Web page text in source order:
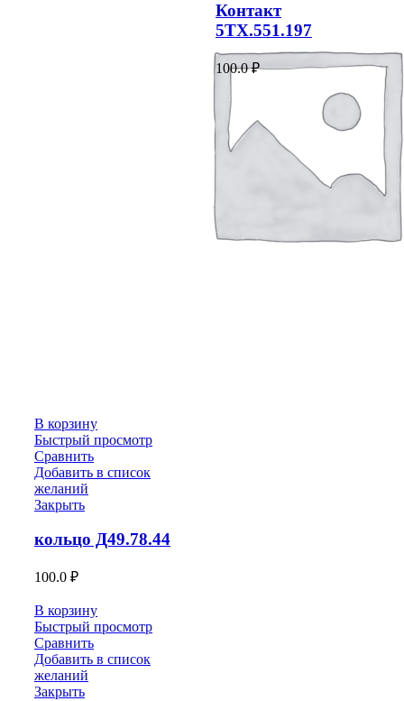
В корзину
Быстрый просмотр
Сравнить
Добавить в список
желаний
Закрыть
кольцо Д49.78.44
100.0 ₽
Контакт
5ТХ.551.197
100.0₽
В корзину
Быстрый просмотр
Сравнить
Добавить в список
желаний
Закрыть